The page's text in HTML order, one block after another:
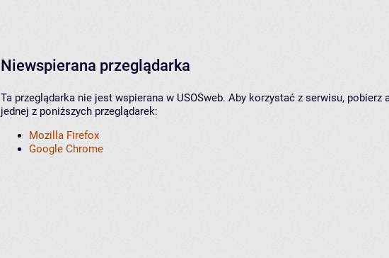
Niewspierana przeglądarka
Ta przeglądarka nie jest wspierana w USOSweb. Aby korzystać z serwisu, pobierz
jednej z poniższych przeglądarek:
Mozilla Firefox
Google Chrome